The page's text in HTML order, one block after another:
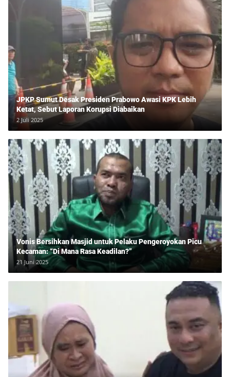
JPKP Sumut Desak Presiden Prabowo Awasi KPK Lebih
Ketat, Sebut Laporan Korupsi Diabaikan
2 Juli 2025
Vonis Bersihkan Masjid untuk Pelaku Pengeroyokan Picu
Kecaman: “Di Mana Rasa Keadilan?”
21 Juni 2025